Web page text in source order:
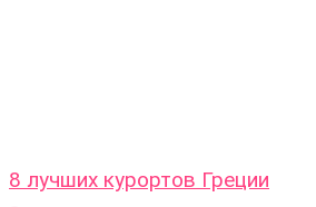
8 лучших курортов Греции